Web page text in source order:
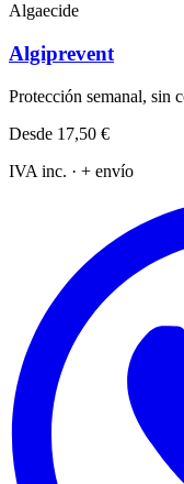
Algaecide
Algiprevent
Protección semanal, sin
Desde 17,50 €
IVA inc. · + envío